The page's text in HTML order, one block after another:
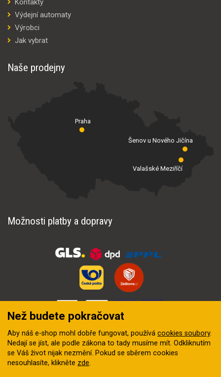
Výdejní automaty
Výrobci
Jak vybrat
Naše prodejny
Praha
Valašské Meziříčí
Šenov u Nového Jičína
Možnosti platby a dopravy
Než budete pokračovat
Aby náš e-shop mohl dobře fungovat, používá cookies soubory.
Nedají se jíst, ale podle zákona to tady musíme mít. Odkliknutím
se Váš život nijak nezmění. Pokud se sběrem cookies
nesouhlasíte, klikněte zde.